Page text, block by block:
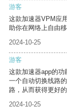
游客
这款加速器VPM应
助你在网络上自由移
2024-10-25
游客
这款加速器app的
一个自动切换线路
路，从而获得更好的
2024-10-25